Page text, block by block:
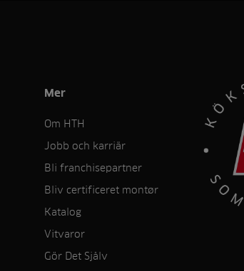
Mer
Om HTH
Jobb och karriär
Bli franchisepartner
Bliv certificeret montør
Katalog
Vitvaror
Gör Det Sjålv